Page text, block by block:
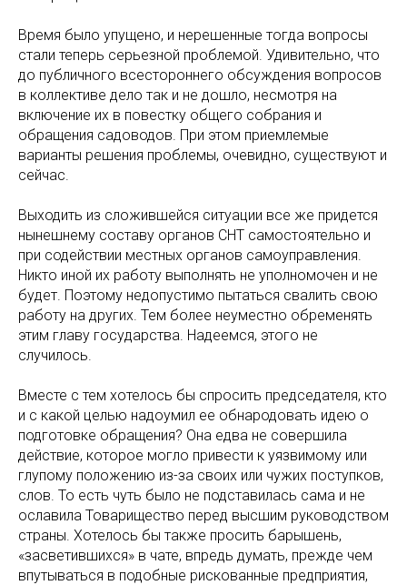
Время было упущено, и нерешенные тогда вопросы
стали теперь серьезной проблемой. Удивительно, что
до публичного всестороннего обсуждения вопросов
в коллективе дело так и не дошло, несмотря на
включение их в повестку общего собрания и
обращения садоводов. При этом приемлемые
варианты решения проблемы, очевидно, существуют и
сейчас.
Выходить из сложившейся ситуации все же придется
нынешнему составу органов СНТ самостоятельно и
при содействии местных органов самоуправления.
Никто иной их работу выполнять не уполномочен и не
будет. Поэтому недопустимо пытаться свалить свою
работу на других. Тем более неуместно обременять
этим главу государства. Надеемся, этого не
случилось.
Вместе с тем хотелось бы спросить председателя, кто
и с какой целью надоумил ее обнародовать идею о
подготовке обращения? Она едва не совершила
действие, которое могло привести к уязвимому или
глупому положению из-за своих или чужих поступков,
слов. То есть чуть было не подставилась сама и не
ославила Товарищество перед высшим руководством
страны. Хотелось бы также просить барышень,
«засветившихся» в чате, впредь думать, прежде чем
впутываться в подобные рискованные предприятия,